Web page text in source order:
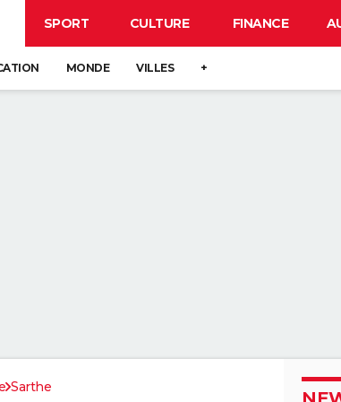
SPORT CULTURE FINANCE
MONDE VILLES +
Sarthe